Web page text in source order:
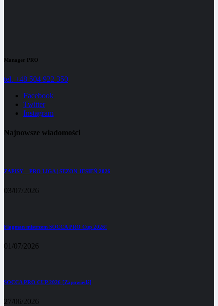
Manager PRO
tel. +48 504 922 350
Facebook
Twitter
Instagram
Najnowsze wiadomości
ZAPISY – PRO LIGA | SEZON JESIEŃ 2026
03/07/2026
Flagman mistrzem SOCCA PRO Cup 2026!
01/07/2026
SOCCA PRO CUP 2026 [Zapowiedź]
27/06/2026